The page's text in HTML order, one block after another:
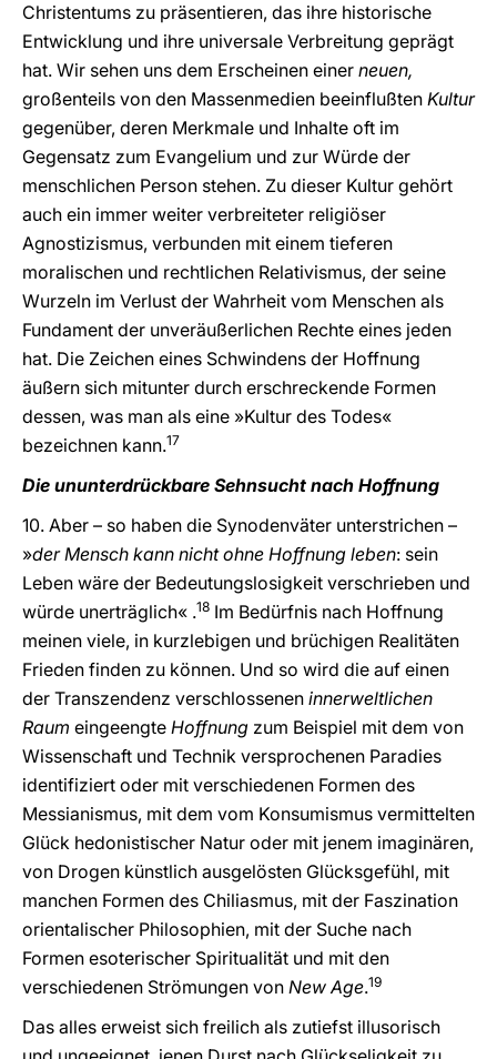
Christentums zu präsentieren, das ihre historische
Entwicklung und ihre universale Verbreitung geprägt
hat. Wir sehen uns dem Erscheinen einer neuen,
großenteils von den Massenmedien beeinflußten Kultur
gegenüber, deren Merkmale und Inhalte oft im
Gegensatz zum Evangelium und zur Würde der
menschlichen Person stehen. Zu dieser Kultur gehört
auch ein immer weiter verbreiteter religiöser
Agnostizismus, verbunden mit einem tieferen
moralischen und rechtlichen Relativismus, der seine
Wurzeln im Verlust der Wahrheit vom Menschen als
Fundament der unveräußerlichen Rechte eines jeden
hat. Die Zeichen eines Schwindens der Hoffnung
äußern sich mitunter durch erschreckende Formen
dessen, was man als eine »Kultur des Todes«
bezeichnen kann.17
Die ununterdrückbare Sehnsucht nach Hoffnung
10. Aber – so haben die Synodenväter unterstrichen –
»der Mensch kann nicht ohne Hoffnung leben: sein
Leben wäre der Bedeutungslosigkeit verschrieben und
würde unerträglich« .18 Im Bedürfnis nach Hoffnung
meinen viele, in kurzlebigen und brüchigen Realitäten
Frieden finden zu können. Und so wird die auf einen
der Transzendenz verschlossenen innerweltlichen
Raum eingeengte Hoffnung zum Beispiel mit dem von
Wissenschaft und Technik versprochenen Paradies
identifiziert oder mit verschiedenen Formen des
Messianismus, mit dem vom Konsumismus vermittelten
Glück hedonistischer Natur oder mit jenem imaginären,
von Drogen künstlich ausgelösten Glücksgefühl, mit
manchen Formen des Chiliasmus, mit der Faszination
orientalischer Philosophien, mit der Suche nach
Formen esoterischer Spiritualität und mit den
verschiedenen Strömungen von New Age.19
Das alles erweist sich freilich als zutiefst illusorisch